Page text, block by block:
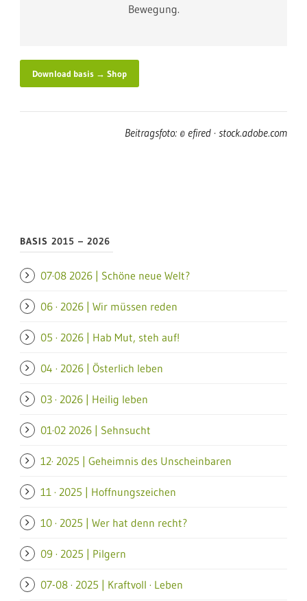
Bewegung.
Download basis → Shop
Beitragsfoto: © efired · stock.adobe.com
BASIS 2015 – 2026
07·08 2026 | Schöne neue Welt?
06 · 2026 | Wir müssen reden
05 · 2026 | Hab Mut, steh auf!
04 · 2026 | Österlich leben
03 · 2026 | Heilig leben
01·02 2026 | Sehnsucht
12· 2025 | Geheimnis des Unscheinbaren
11 · 2025 | Hoffnungszeichen
10 · 2025 | Wer hat denn recht?
09 · 2025 | Pilgern
07-08 · 2025 | Kraftvoll · Leben